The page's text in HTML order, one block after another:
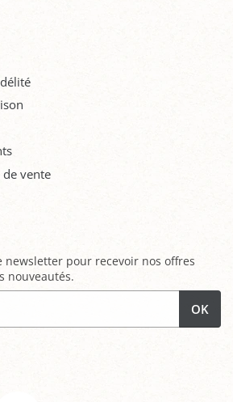
de vente
newsletter pour recevoir nos offres
nouveautés.
OK